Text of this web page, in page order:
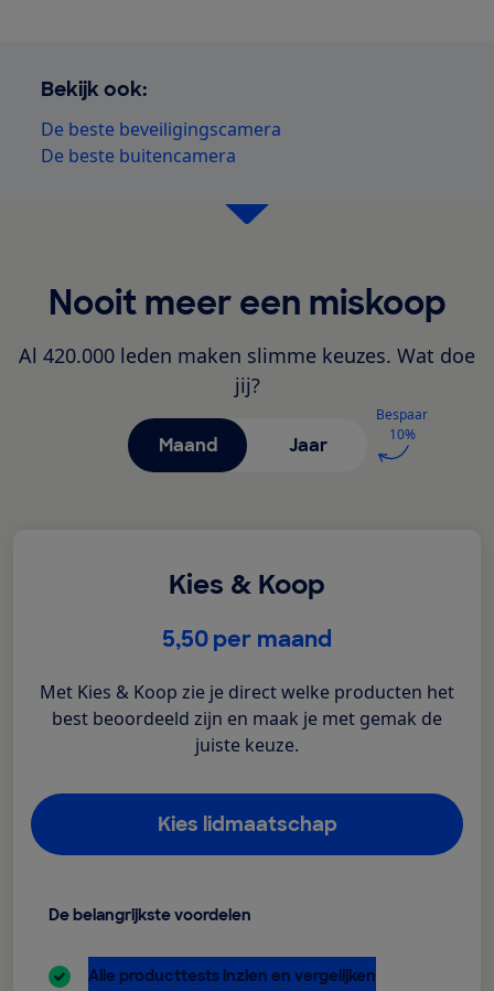
Bekijk ook:
De beste beveiligingscamera
De beste buitencamera
Nooit meer een miskoop
Al 420.000 leden maken slimme keuzes. Wat doe
jij?
Maand Jaar
Bespaar
10%
Kies & Koop
€
5,50per maand
Met Kies & Koop zie je direct welke producten het
best beoordeeld zijn en maak je met gemak de
juiste keuze.
Kies lidmaatschap
De belangrijkste voordelen
inbegrepen:
Alle producttests inzien en vergelijken